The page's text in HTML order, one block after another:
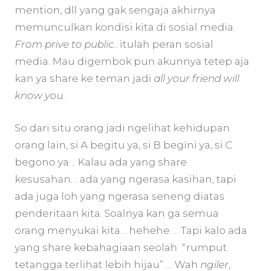
mention, dll yang gak sengaja akhirnya
memunculkan kondisi kita di sosial media.
From prive to public.. itulah peran sosial
media. Mau digembok pun akunnya tetep aja
kan ya share ke teman jadi all your friend will
know you.
So dari situ orang jadi ngelihat kehidupan
orang lain, si A begitu ya, si B begini ya, si C
begono ya… Kalau ada yang share
kesusahan… ada yang ngerasa kasihan, tapi
ada juga loh yang ngerasa seneng diatas
penderitaan kita. Soalnya kan ga semua
orang menyukai kita… hehehe … Tapi kalo ada
yang share kebahagiaan seolah “rumput
tetangga terlihat lebih hijau” … Wah ngiler